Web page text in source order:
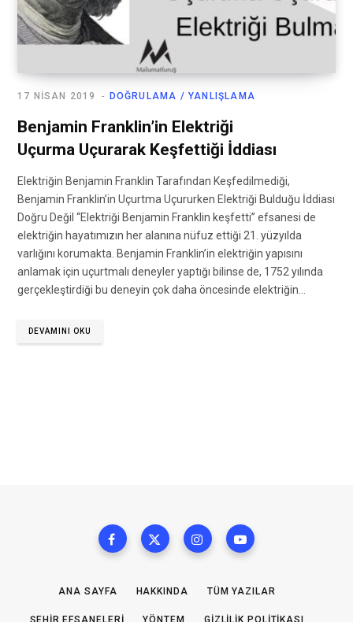
DOĞRULAMA / YANLIŞLAMA
17 NISAN 2019
Benjamin Franklin’in Elektriği
Uçurma Uçurarak Keşfettiği İddiası
Elektriğin Benjamin Franklin Tarafından Keşfedilmediği,
Benjamin Franklin’in Uçurtma Uçururken Elektriği Bulduğu İddiası
Doğru Değil “Elektriği Benjamin Franklin keşfetti” efsanesi de
elektriğin hayatımızın her alanına nüfuz ettiği 21. yüzyılda
varlığını korumakta. Benjamin Franklin’in elektriğin yapısını
anlamak için uçurtmalı deneyler yaptığı bilinse de, 1752 yılında
gerçekleştirdiği bu deneyin çok daha öncesinde elektriğin…
DEVAMINI OKU
ANA SAYFA HAKKINDA TÜM YAZILAR
ŞEHIR EFSANELERI YÖNTEM GIZLILIK POLITIKASI